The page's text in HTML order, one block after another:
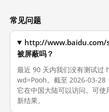
常见问题
http://www.baidu.com/
被屏蔽吗？
最近 90 天内我们没有测试
wd=Pooh。截至 2026-03-28
它在中国大陆可以访问。可使
新结果。